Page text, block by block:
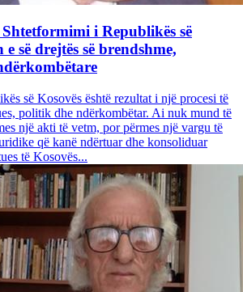
i Republikës së
së drejtës së brendshme,
së Kosovës është rezultat i një procesi të
politik dhe ndërkombëtar. Ai nuk mund të
një akti të vetm, por përmes një vargu të
që kanë ndërtuar dhe konsoliduar
të Kosovës...